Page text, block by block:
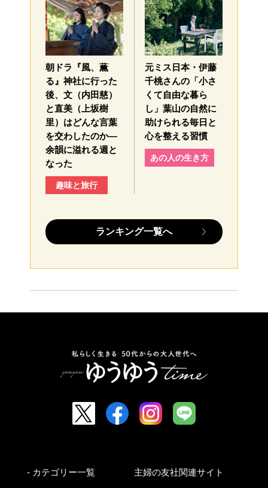
朝ドラ『風、薫
る』神社に行った
後、文（内田慈）
と直美（上坂樹
里）はどんな言葉
を交わしたのか—
余韻に溢れる週と
なった
趣味と旅行
元ミス日本・伊藤
千桃さんの「小さ
くて自由な暮ら
し」葉山の自然に
助けられる毎日と
心を整える習慣
あの人の生き方
ランキング一覧へ
- カテゴリー一覧 主婦の友社関連サイト